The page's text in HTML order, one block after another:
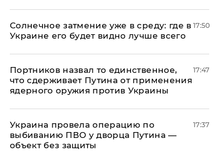
​Солнечное затмение уже в среду: где в
Украине его будет видно лучше всего
17:50
Портников назвал то единственное,
что сдерживает Путина от применения
ядерного оружия против Украины
17:47
Украина провела операцию по
выбиванию ПВО у дворца Путина —
объект без защиты
17:37